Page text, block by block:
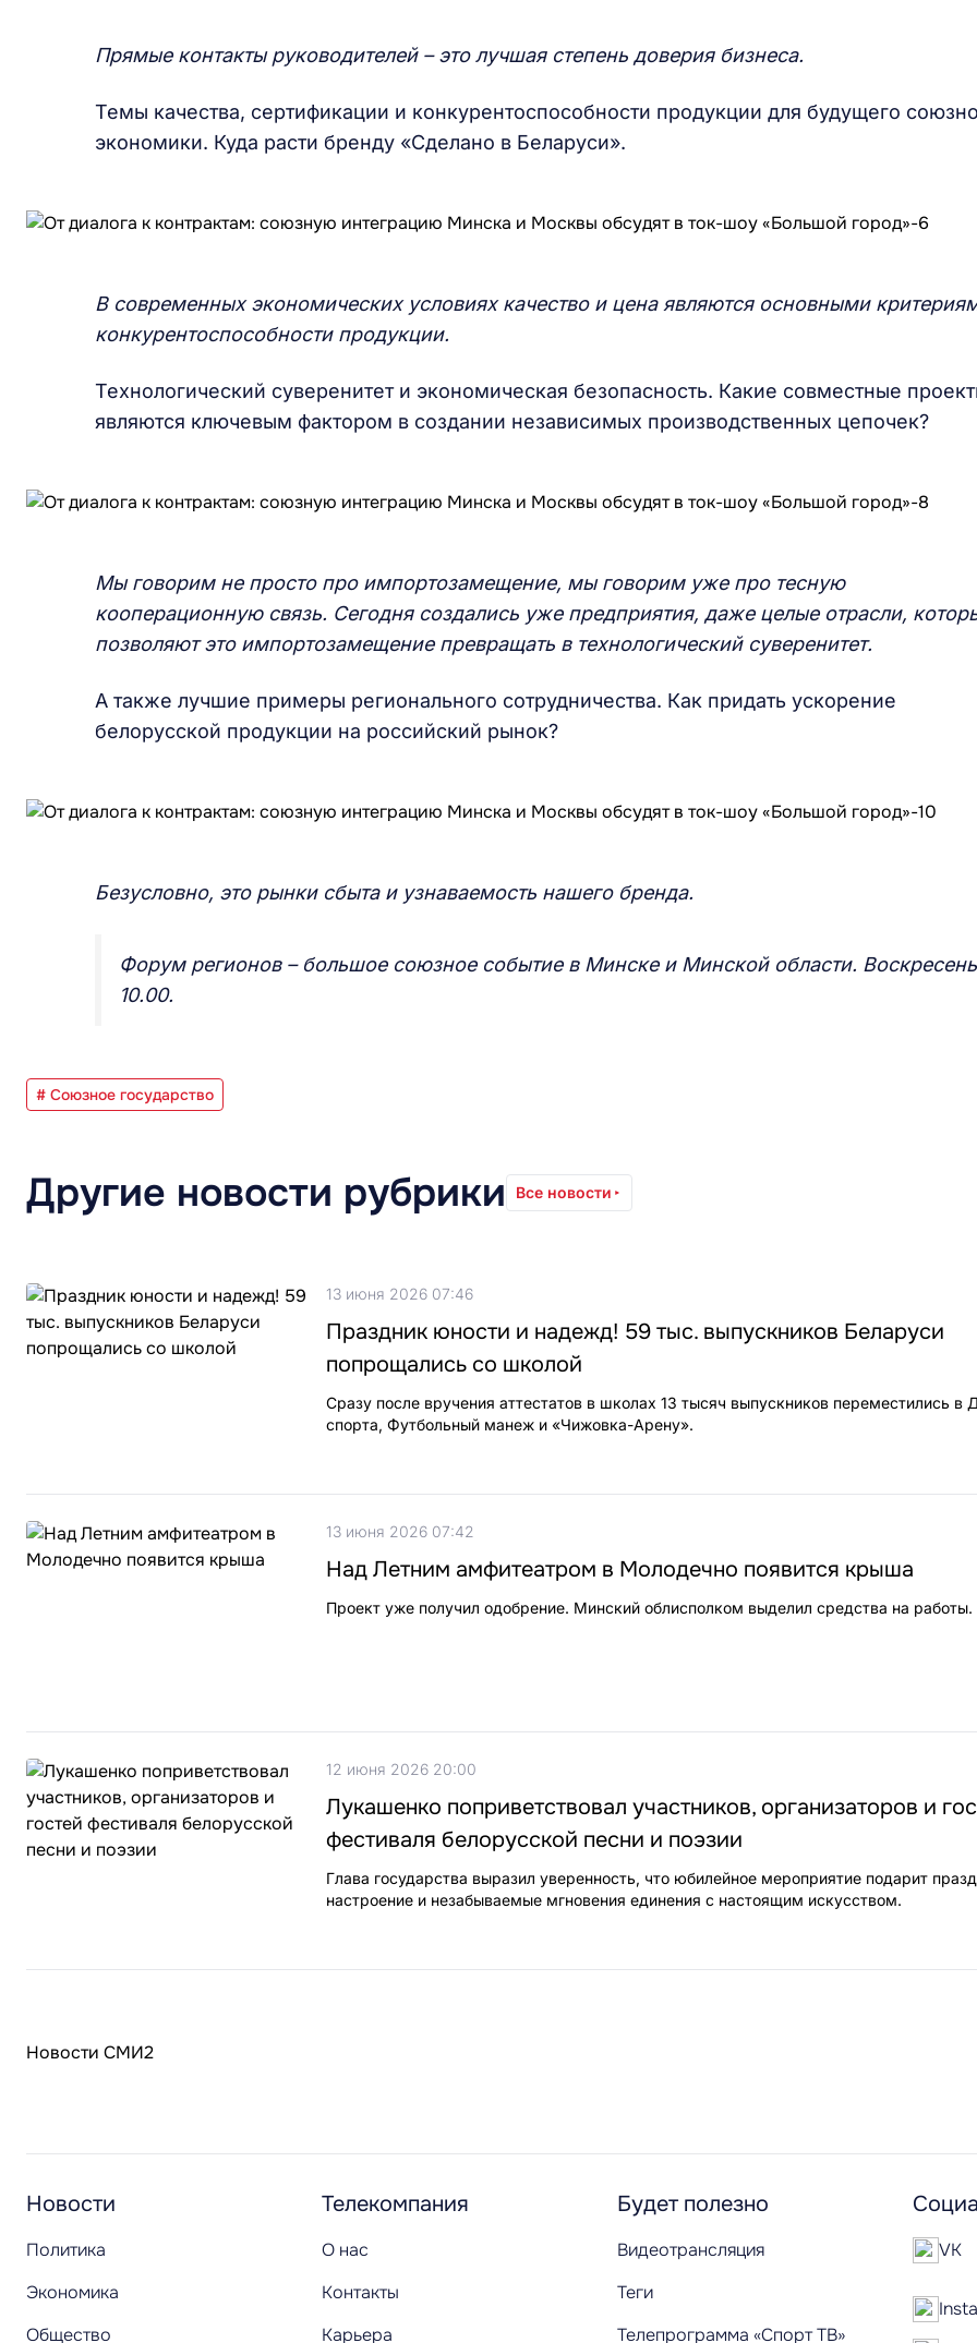
Прямые контакты руководителей – это лучшая степень доверия бизнеса.
Темы качества, сертификации и конкурентоспособности продукции для будущего
экономики. Куда расти бренду «Сделано в Беларуси».
В современных экономических условиях качество и цена являются основными
конкурентоспособности продукции.
Технологический суверенитет и экономическая безопасность. Какие совместные
являются ключевым фактором в создании независимых производственных цепочек?
Мы говорим не просто про импортозамещение, мы говорим уже про тесную
кооперационную связь. Сегодня создались уже предприятия, даже целые отрасли,
позволяют это импортозамещение превращать в технологический суверенитет.
А также лучшие примеры регионального сотрудничества. Как придать ускорение
белорусской продукции на российский рынок?
Безусловно, это рынки сбыта и узнаваемость нашего бренда.
Форум регионов – большое союзное событие в Минске и Минской области.
10.00.
# Союзное государство
Другие новости рубрики Все новости
13 июня 2026 07:46
Праздник юности и надежд! 59 тыс. выпускников Беларуси
попрощались со школой
Сразу после вручения аттестатов в школах 13 тысяч выпускников переместились в
спорта, Футбольный манеж и «Чижовка-Арену».
13 июня 2026 07:42
Над Летним амфитеатром в Молодечно появится крыша
Проект уже получил одобрение. Минский облисполком выделил средства на работы.
12 июня 2026 20:00
Лукашенко поприветствовал участников, организаторов и
фестиваля белорусской песни и поэзии
Глава государства выразил уверенность, что юбилейное мероприятие подарит
настроение и незабываемые мгновения единения с настоящим искусством.
Новости СМИ2
Новости
Политика
Экономика
Общество
Телекомпания
О нас
Контакты
Карьера
Будет полезно
Видеотрансляция
Теги
Телепрограмма «Спорт ТВ»
VK